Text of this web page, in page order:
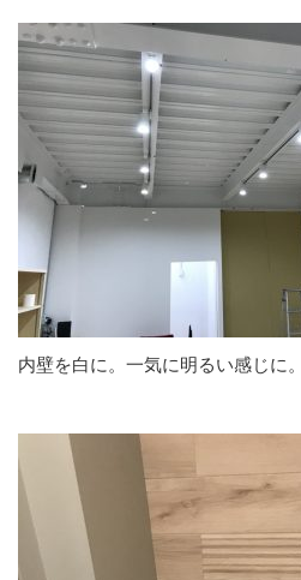
内壁を白に。一気に明るい感じに。